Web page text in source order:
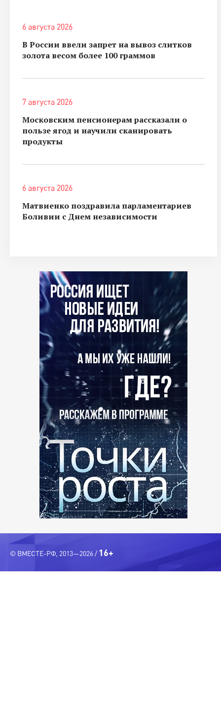
6 августа 2026
В России ввели запрет на вывоз слитков
золота весом более 100 граммов
7 августа 2026
Московским пенсионерам рассказали о
пользе ягод и научили сканировать
продукты
6 августа 2026
Матвиенко поздравила парламентариев
Боливии с Днем независимости
© ВМЕСТЕ-РФ, 2013—2026 / 16+